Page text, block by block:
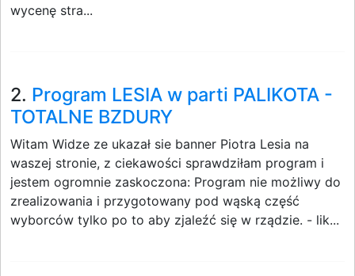
wycenę stra...
2. Program LESIA w parti PALIKOTA -
TOTALNE BZDURY
Witam Widze ze ukazał sie banner Piotra Lesia na
waszej stronie, z ciekawości sprawdziłam program i
jestem ogromnie zaskoczona: Program nie możliwy do
zrealizowania i przygotowany pod wąską część
wyborców tylko po to aby zjaleźć się w rządzie. - lik...